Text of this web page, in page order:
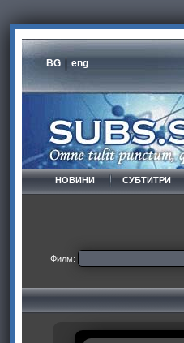
BG eng
НОВИНИ СУБТИТРИ
Филм: